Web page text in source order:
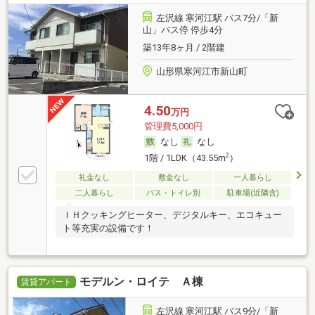
左沢線 寒河江駅 バス7分/「新
山」バス停 停歩4分
築13年8ヶ月 / 2階建
山形県寒河江市新山町
4.50万円
管理費5,000円
なし
なし
1階 / 1LDK（43.55m2）
礼金なし 敷金なし
一人暮らし
二人暮らし
バス・トイレ別 駐車場(近隣含)
ＩＨクッキングヒーター、デジタルキー、エコキュー
ト等充実の設備です！
賃貸アパート モデルン・ロイテ Ａ棟
左沢線 寒河江駅 バス9分/「新